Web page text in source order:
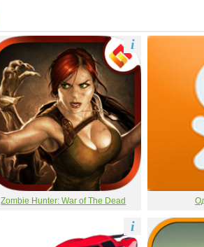
Zombie Hunter: War of The Dead
i
i